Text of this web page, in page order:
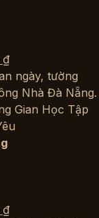
₫Giá
hiện
tại
là:
3,750,000 ₫.
Gian Học Tập
₫Giá